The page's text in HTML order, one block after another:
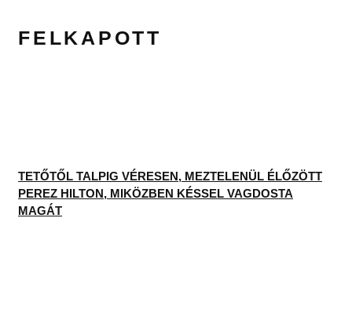
FELKAPOTT
TETŐTŐL TALPIG VÉRESEN, MEZTELENÜL ÉLŐZÖTT
PEREZ HILTON, MIKÖZBEN KÉSSEL VAGDOSTA
MAGÁT